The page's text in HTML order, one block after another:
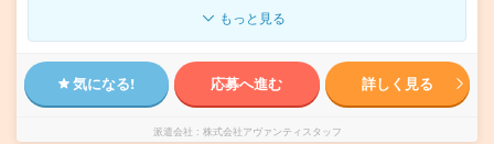
もっと見る
気になる! 応募へ進む 詳しく見る
派遣会社 株式会社アヴァンティスタッフ